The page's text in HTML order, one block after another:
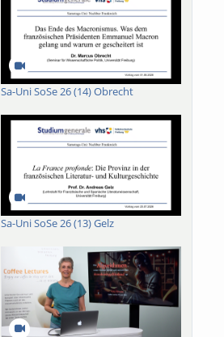
Sa-Uni SoSe 26 (14) Obrecht
Sa-Uni SoSe 26 (13) Gelz